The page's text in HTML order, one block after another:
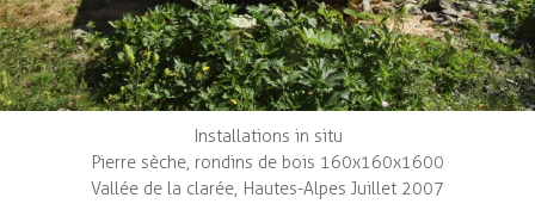
Installations in situ
Pierre sèche, rondins de bois 160x160x1600
Vallée de la clarée, Hautes-Alpes Juillet 2007